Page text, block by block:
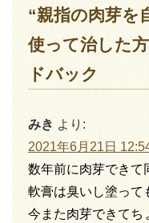
“親指の肉芽を
使って治した
ドバック
みき より:
2021年6月21日
数年前に肉芽できて
軟膏は臭いし塗って
今また肉芽できてち